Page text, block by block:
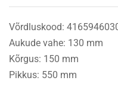
Võrdluskood:
Aukude vahe: 130 mm
Kõrgus: 150 mm
Pikkus: 550 mm